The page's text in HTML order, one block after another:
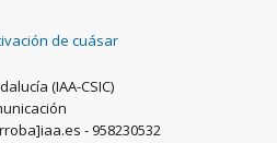
de cuásar
(IAA-CSIC)
- 958230532